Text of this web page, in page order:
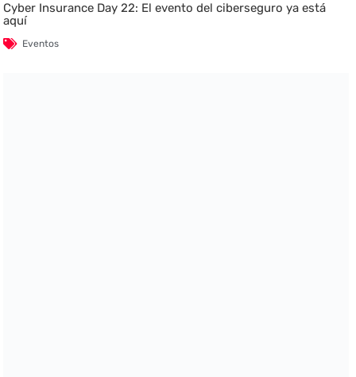
Cyber Insurance Day 22: El evento del ciberseguro ya está
aquí
Eventos